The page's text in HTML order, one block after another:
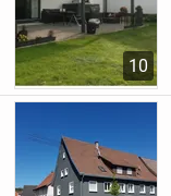
10